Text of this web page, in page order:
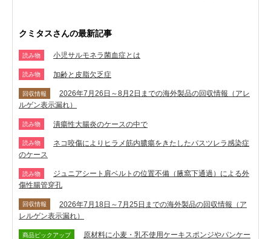
クミタスさんの最新記事
読み物 小児サルモネラ菌血症とは
読み物 加齢と皮脂欠乏症
回収情報
2026年7月26日～8月2日までの海外製品の回収情報（アレ
ルゲン表示漏れ）
読み物 潰瘍性大腸炎のケースの中で
読み物
ネコ咬傷によりヒラメ筋内膿瘍をきたしたパスツレラ感染症
のケース
読み物
ジュニアシート肩ベルトの位置不備（腋窩下通過）による外
傷性腸管穿孔
回収情報
2026年7月18日～7月25日までの海外製品の回収情報（ア
レルゲン表示漏れ）
商品ピックアップ
原材料に小麦・乳不使用ケーキスポンジやパンケー